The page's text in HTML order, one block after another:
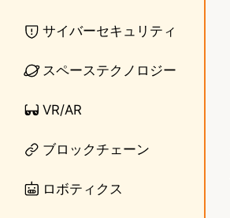
サイバーセキュリティ
スペーステクノロジー
VR/AR
ブロックチェーン
ロボティクス